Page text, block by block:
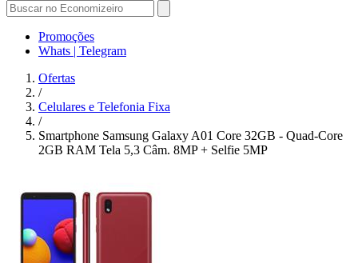
Promoções
Whats | Telegram
Ofertas
/
Celulares e Telefonia Fixa
/
Smartphone Samsung Galaxy A01 Core 32GB - Quad-Core
2GB RAM Tela 5,3 Câm. 8MP + Selfie 5MP